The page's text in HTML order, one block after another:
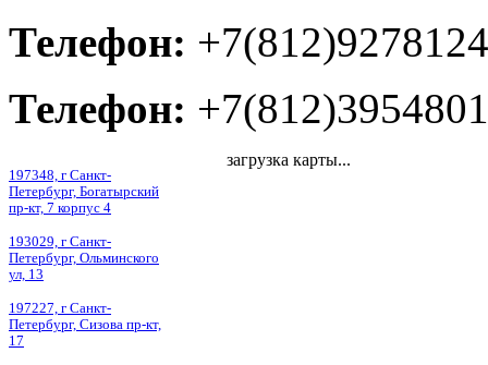
Телефон: +7(812)9278124
Телефон: +7(812)3954801
197348, г Санкт-
Петербург, Богатырский
пр-кт, 7 корпус 4
193029, г Санкт-
Петербург, Ольминского
ул, 13
197227, г Санкт-
Петербург, Сизова пр-кт,
17
загрузка карты...